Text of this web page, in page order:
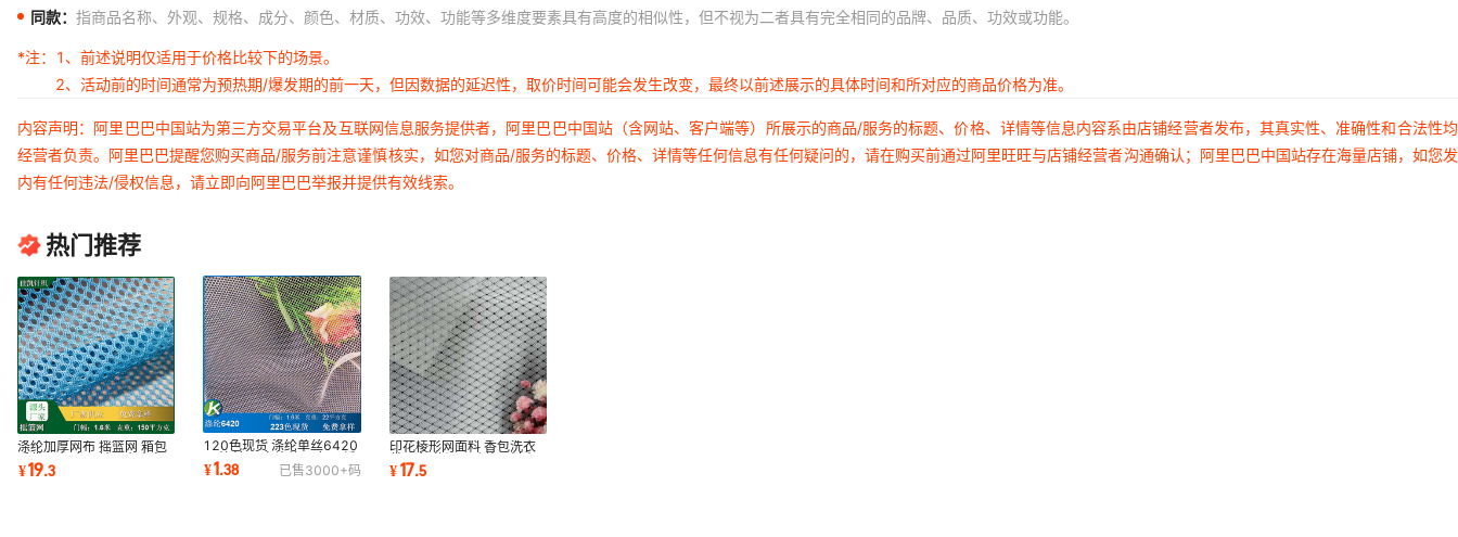
同款： 指商品名称、外观、规格、成分、颜色、材质、功效、功能等多维度要素具有高度的相似性，但不视为二者具有完全相同的品牌、品质、功效或功能。
*注：
1、前述说明仅适用于价格比较下的场景。
2、活动前的时间通常为预热期/爆发期的前一天，但因数据的延迟性，取价时间可能会发生改变，最终以前述展示的具体时间和所对应的商品价格为准。
内容声明：阿里巴巴中国站为第三方交易平台及互联网信息服务提供者，阿里巴巴中国站（含网站、客户端等）所展示的商品/服务的标题、价格、详情等信息内容系由店铺经营者发布，其真实性、准确性和合法性
经营者负责。阿里巴巴提醒您购买商品/服务前注意谨慎核实，如您对商品/服务的标题、价格、详情等任何信息有任何疑问的，请在购买前通过阿里旺旺与店铺经营者沟通确认；阿里巴巴中国站存在海量店铺，如您
内有任何违法/侵权信息，请立即向阿里巴巴举报并提供有效线索。
热门推荐
涤纶加厚网布 摇篮网 箱包
手袋网布 办公椅用布童车
网布 反光衣网
¥19.3
120色现货 涤纶单丝6420
网 涤韩网 亮片软纱底网 绣
花网布
¥1.38 已售3000+码
印花棱形网面料 香包洗衣
袋网布 休闲运动装面料 舞
台会展装饰布
¥17.5